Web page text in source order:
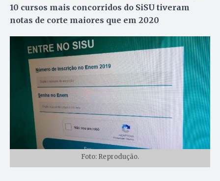
10 cursos mais concorridos do SiSU tiveram
notas de corte maiores que em 2020
Foto: Reprodução.